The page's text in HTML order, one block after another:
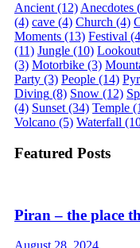
Ancient (12) Anecdotes
(4) cave (4) Church (4)
Moments (13) Festival
(11) Jungle (10) Lookout
(3) Motorbike (3)
Party (3) People (14)
Diving (8) Snow (12)
(4) Sunset (34) Temple
Volcano (5) Waterfall
Featured Posts
Piran – the place